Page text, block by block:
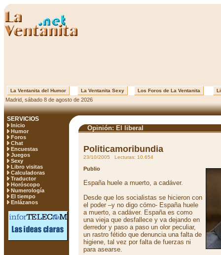
La Ventanita del Humor La Ventanita Sexy Los Foros de La Ventanita
Madrid, sábado 8 de agosto de 2026
SERVICIOS
Inicio
Humor
Foros
Chat
Encuestas
Juegos
Sexy
Libro visitas
Calculadoras
Traductor
Horóscopo
Numerología
El tiempo
Enlázanos
Opinión: El liberal
Politicamoribundia
23/10/2005 Lecturas: 10.654
Publio
España huele a muerto, a cadáver.
Desde que los socialistas se hicieron con
el poder –y no digo cómo- España huele
a muerto, a cadáver. España es como
una vieja que desfallece y va dejando en
derredor y paso a paso un olor peculiar,
un rastro fétido que denuncia una falta de
higiene, tal vez por falta de fuerzas ni
para asearse.